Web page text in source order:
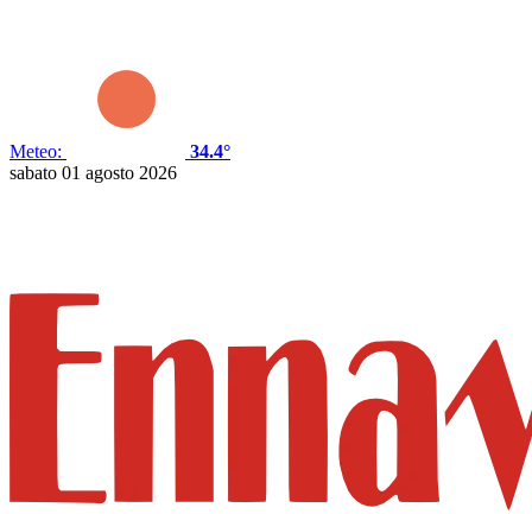
Meteo:
34.4°
sabato 01 agosto 2026